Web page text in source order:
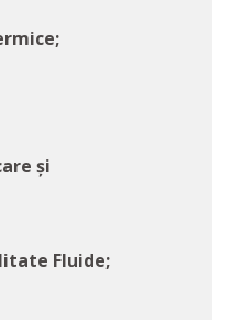
și
Fluide;